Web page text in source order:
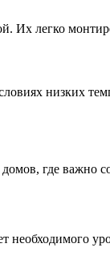
легко
низких
где важно
необходимого